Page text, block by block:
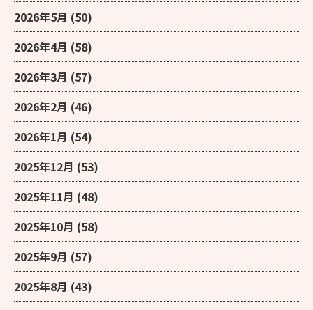
2026年5月 (50)
2026年4月 (58)
2026年3月 (57)
2026年2月 (46)
2026年1月 (54)
2025年12月 (53)
2025年11月 (48)
2025年10月 (58)
2025年9月 (57)
2025年8月 (43)